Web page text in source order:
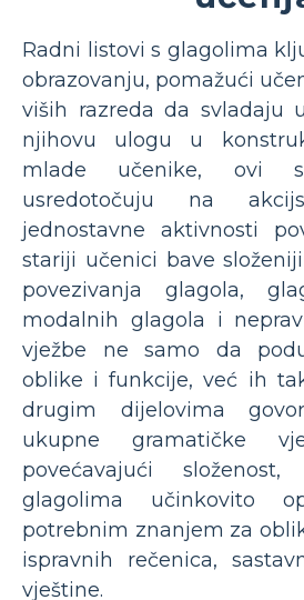
Radni listovi s glagolima
obrazovanju, pomažući
viših razreda da svladaju
njihovu ulogu u
mlade učenike, ovi
usredotočuju na
jednostavne aktivnosti
stariji učenici bave
povezivanja glagola,
modalnih glagola i
vježbe ne samo da
oblike i funkcije, već ih
drugim dijelovima
ukupne gramatičke
povećavajući
glagolima učinkovito
potrebnim znanjem za
ispravnih rečenica,
vještine.